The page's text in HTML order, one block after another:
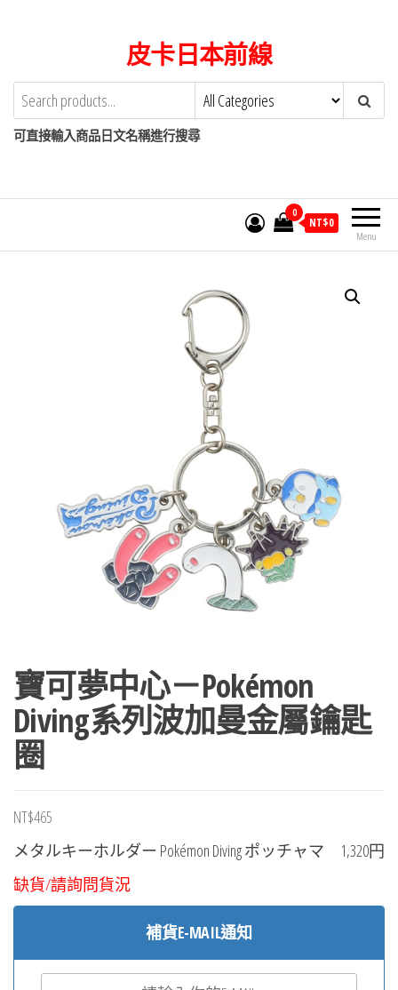
content
皮卡日本前線
可直接輸入商品日文名稱進行搜尋
Menu
0
NT$0
寶可夢中心－Pokémon
Diving系列波加曼金屬鑰匙
圈
NT$465
メタルキーホルダー Pokémon Diving ポッチャマ 1,320円
缺貨/請詢問貨況
補貨E-MAIL通知